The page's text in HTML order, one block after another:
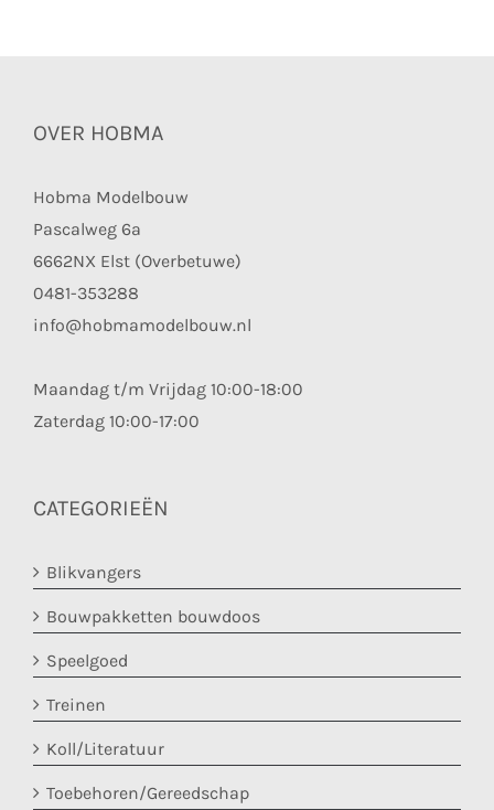
OVER HOBMA
Hobma Modelbouw
Pascalweg 6a
6662NX Elst (Overbetuwe)
0481-353288
info@hobmamodelbouw.nl
Maandag t/m Vrijdag 10:00-18:00
Zaterdag 10:00-17:00
CATEGORIEËN
Blikvangers
Bouwpakketten bouwdoos
Speelgoed
Treinen
Koll/Literatuur
Toebehoren/Gereedschap